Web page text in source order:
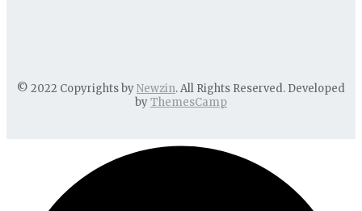
© 2022 Copyrights byNewzin. All Rights Reserved. Developed
byThemesCamp